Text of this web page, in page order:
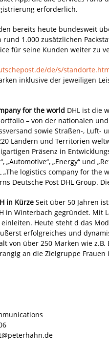
erforderlich.
bereits heute bundesweit
rund 1.000 zusätzlichen
für seine Kunden weiter zu
de/s/
inklusive der jeweiligen
for the world DHL ist die
– von der nationalen
sowie Straßen-,
Ländern und Territorien
Präsenz in
„Automotive“, „Energy“ und
logistics company for the
Deutsche Post DHL Group.
in Kürze Seit über 50 Jahren
in Winterbach gegründet.
Heute steht d das
erfolgreiches und
von über 250 Marken wie
an die Zielgruppe Frauen